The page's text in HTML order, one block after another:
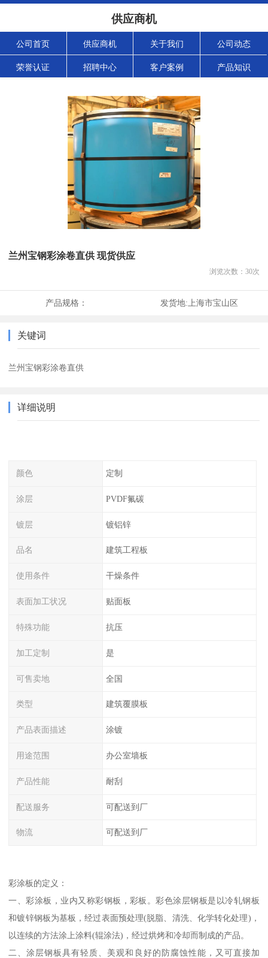
供应商机
公司首页 供应商机 关于我们 公司动态
荣誉认证 招聘中心 客户案例 产品知识
兰州宝钢彩涂卷直供 现货供应
浏览次数： 30次
产品规格： 发货地: 上海市宝山区
关键词
兰州宝钢彩涂卷直供
详细说明
颜色 定制
涂层 PVDF氟碳
镀层 镀铝锌
品名 建筑工程板
使用条件 干燥条件
表面加工状况 贴面板
特殊功能 抗压
加工定制 是
可售卖地 全国
类型 建筑覆膜板
产品表面描述 涂镀
用途范围 办公室墙板
产品性能 耐刮
配送服务 可配送到厂
物流 可配送到厂
彩涂板的定义：
一、彩涂板，业内又称彩钢板，彩板。彩色涂层钢板是以冷轧钢板
和镀锌钢板为基板，经过表面预处理(脱脂、清洗、化学转化处理)，
以连续的方法涂上涂料(辊涂法)，经过烘烤和冷却而制成的产品。
二、涂层钢板具有轻质、美观和良好的防腐蚀性能，又可直接加